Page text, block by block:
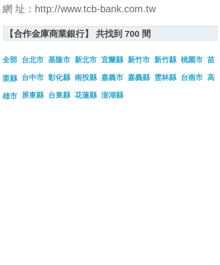
網 址：http://www.tcb-bank.com.tw
【合作金庫商業銀行】 共找到 700 間
全部 台北市 基隆市 新北市 宜蘭縣 新竹市 新竹縣 桃園市 苗
栗縣 台中市 彰化縣 南投縣 嘉義市 嘉義縣 雲林縣 台南市 高
雄市 屏東縣 台東縣 花蓮縣 澎湖縣